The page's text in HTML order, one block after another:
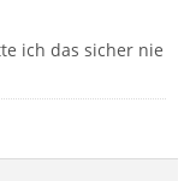
ich das sicher nie